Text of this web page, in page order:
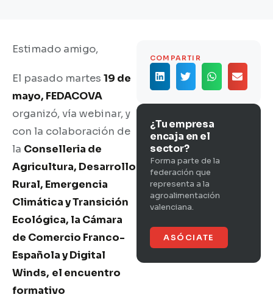
Estimado amigo,
El pasado martes 19 de
mayo, FEDACOVA
organizó, vía webinar, y
con la colaboración de
la Conselleria de
Agricultura, Desarrollo
Rural, Emergencia
Climática y Transición
Ecológica, la Cámara
de Comercio Franco-
Española y Digital
Winds, el encuentro
formativo
COMPARTIR
¿Tu empresa
encaja en el
sector?
Forma parte de la
federación que
representa a la
agroalimentación
valenciana.
ASÓCIATE